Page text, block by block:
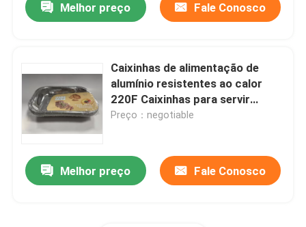
Melhor preço Fale Conosco
Caixinhas de alimentação de
alumínio resistentes ao calor
220F Caixinhas para servir
folhas
Preço：negotiable
Melhor preço Fale Conosco